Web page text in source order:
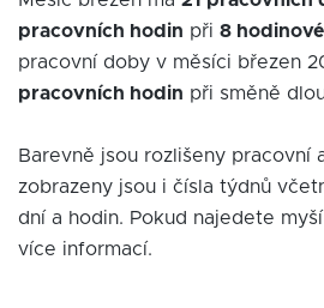
pracovních hodin při 8
pracovní doby v měsíci březen
pracovních hodin při směně
Barevně jsou rozlišeny pracovní
zobrazeny jsou i čísla týdnů
dní a hodin. Pokud najedete
více informací.